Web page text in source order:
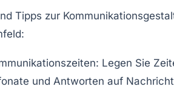
Tipps zur
Legen Sie
und Antworten auf